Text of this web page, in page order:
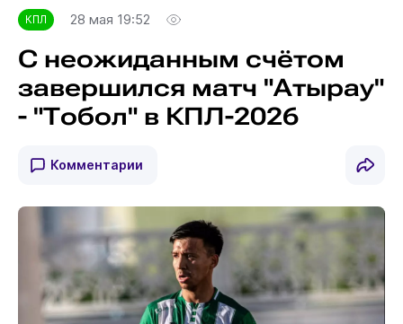
КПЛ 28 мая 19:52
С неожиданным счётом
завершился матч "Атырау"
- "Тобол" в КПЛ-2026
Комментарии